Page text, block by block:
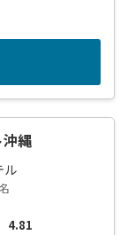
縄
ル
4.81